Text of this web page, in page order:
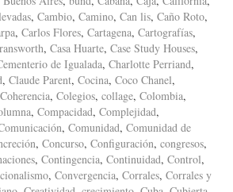
, Cambio, Camino, Can lis, Caño Roto,
, Carlos Flores, Cartagena, Cartografías,
, Casa Huarte, Case Study Houses,
de Igualada, Charlotte Perriand,
, Claude Parent, Cocina, Coco Chanel,
Coherencia, Colegios, collage, Colombia,
, Compacidad, Complejidad,
, Comunidad, Comunidad de
, Concurso, Configuración, congresos,
, Contingencia, Continuidad, Control,
, Convergencia, Corrales, Corrales y